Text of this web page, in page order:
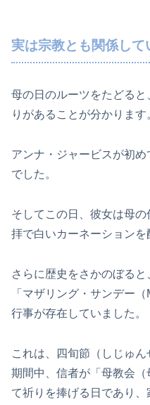
実は宗教とも関係して
母の日のルーツをたどる
りがあることが分かります
アンナ・ジャービスが初
でした。
そしてこの日、彼女は母
拝で白いカーネーションを
さらに歴史をさかのぼる
「マザリング・サンデー
行事が存在していました。
これは、四旬節（しじゅ
期間中、信者が「母教会
て祈りを捧げる日であり